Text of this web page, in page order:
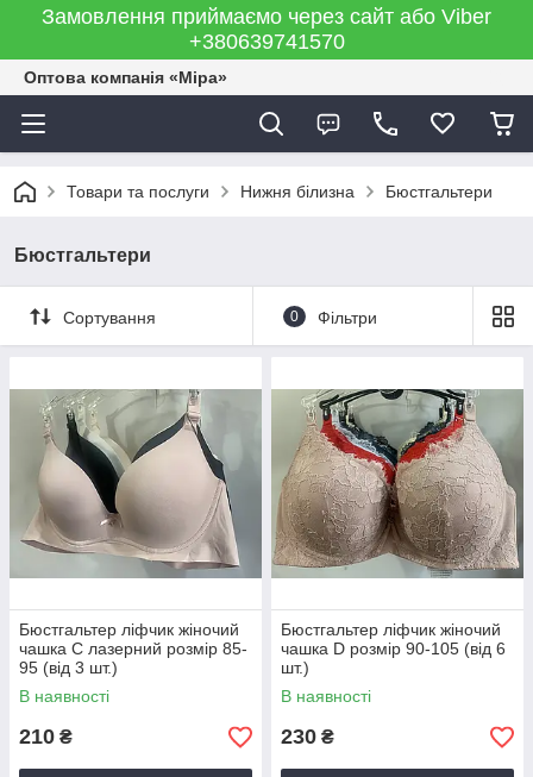
Замовлення приймаємо через сайт або Viber
+380639741570
Оптова компанія «Міра»
Товари та послуги Нижня білизна Бюстгальтери
Бюстгальтери
Сортування 0 Фільтри
Бюстгальтер ліфчик жіночий
чашка C лазерний розмір 85-
95 (від 3 шт.)
В наявності
210 ₴
Бюстгальтер ліфчик жіночий
чашка D розмір 90-105 (від 6
шт.)
В наявності
230 ₴